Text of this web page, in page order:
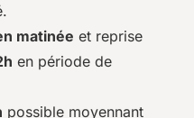
matinée et reprise
en période de
possible moyennant